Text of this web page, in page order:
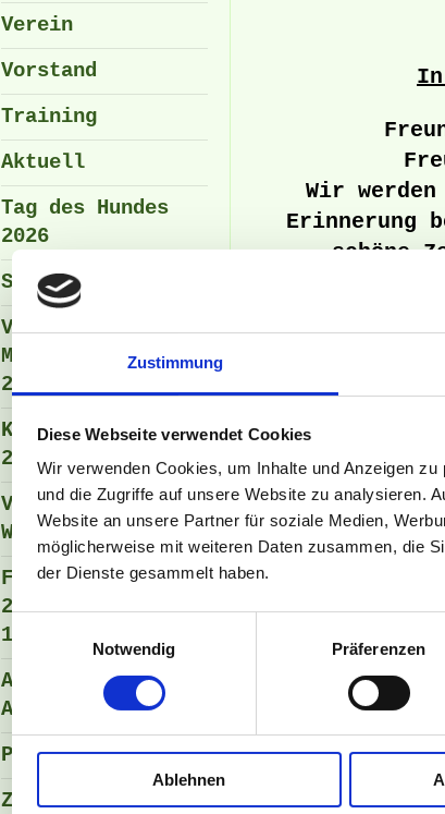
Zustimmung
Diese Webseite verwendet Cookies
Wir verwenden Cookies, um Inhalte und Anzeigen
und die Zugriffe auf unsere Website zu analysieren.
Website an unsere Partner für soziale Medien,
möglicherweise mit weiteren Daten zusammen, die
der Dienste gesammelt haben.
Notwendig
Präferenzen
Ablehnen
Verein
Vorstand
Training
Aktuell
Tag des Hundes
2026
Sommerfest 2026
Vereins -
Meisterschaft
2022
Kirchweihumzug
2023
Vereinsausflug /
Walberla
Fun Cup
2016/2017/2018/20
19
Ausstellung
Anmeldung
Presse - Artikel
Zucht
Wir
Erinnerung
schöne
19. Mai
Wir
und
Ein
eine
ein Moment
und von